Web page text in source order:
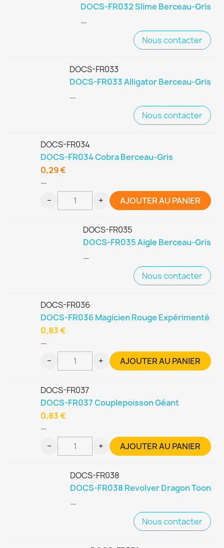
DOCS-FR032 Slime Berceau-Gris
—
Nous contacter
DOCS-FR033
DOCS-FR033 Alligator Berceau-Gris
—
Nous contacter
DOCS-FR034
DOCS-FR034 Cobra Berceau-Gris
—
0,29 €
− + AJOUTER AU PANIER
DOCS-FR035
DOCS-FR035 Aigle Berceau-Gris
—
Nous contacter
DOCS-FR036
DOCS-FR036 Magicien Rouge Expérimenté
—
0,83 €
− + AJOUTER AU PANIER
DOCS-FR037
DOCS-FR037 Couplepoisson Géant
—
0,83 €
− + AJOUTER AU PANIER
DOCS-FR038
DOCS-FR038 Revolver Dragon Toon
—
Nous contacter